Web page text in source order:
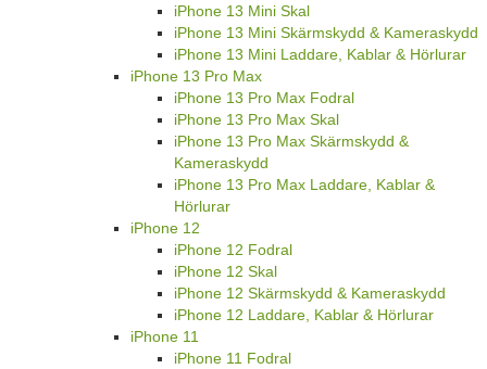
iPhone 13 Mini Skal
iPhone 13 Mini Skärmskydd & Kameraskydd
iPhone 13 Mini Laddare, Kablar & Hörlurar
iPhone 13 Pro Max
iPhone 13 Pro Max Fodral
iPhone 13 Pro Max Skal
iPhone 13 Pro Max Skärmskydd &
Kameraskydd
iPhone 13 Pro Max Laddare, Kablar &
Hörlurar
iPhone 12
iPhone 12 Fodral
iPhone 12 Skal
iPhone 12 Skärmskydd & Kameraskydd
iPhone 12 Laddare, Kablar & Hörlurar
iPhone 11
iPhone 11 Fodral